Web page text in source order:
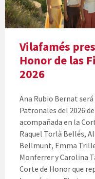
Vilafamés
Honor de las
2026
Ana Rubio Bernat
Patronales del 2026
acompañada en la
Raquel Torlà Bellés,
Bellmunt, Emma
Monferrer y Carolina
Corte de Honor que